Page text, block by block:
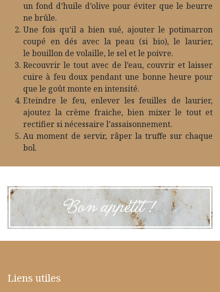
un fond d’huile d’olive pour éviter que le beurre
ne brûle.
Une fois qu’il a bien sué, ajouter le potimarron
coupé en dés avec la peau (si bio), le laurier,
le bouillon de volaille, le sel et le poivre.
Recouvrir le tout avec de l’eau, couvrir et laisser
cuire à feu doux pendant une bonne heure pour
que le goût monte en intensité.
Eteindre le feu, enlever les feuilles de laurier,
ajoutez la crème fraiche, bien mixer le tout et
rectifier si nécessaire l’assaisonnement.
Au moment de servir, râper la truffe sur chaque
bol.
Liens utiles